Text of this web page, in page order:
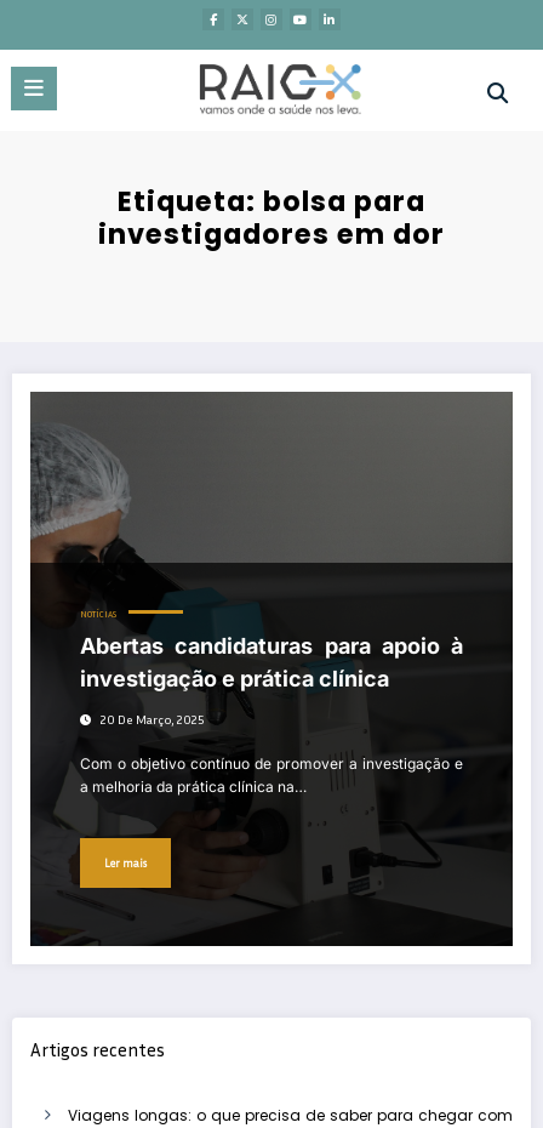
o
conteúdo
Etiqueta: bolsa para
investigadores em dor
NOTÍCIAS
Abertas candidaturas para apoio à
investigação e prática clínica
20 De Março, 2025
Com o objetivo contínuo de promover a investigação e
a melhoria da prática clínica na…
Ler mais
Artigos recentes
Viagens longas: o que precisa de saber para chegar com